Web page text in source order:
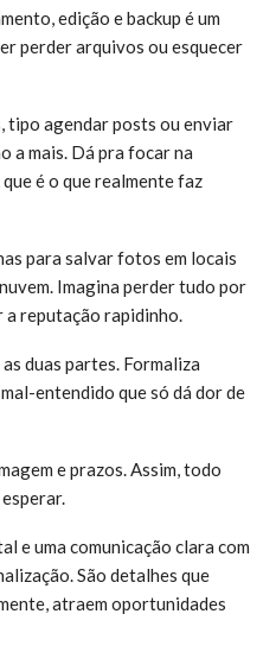
edição e backup é um
perder arquivos ou esquecer
agendar posts ou enviar
a mais. Dá pra focar na
é o que realmente faz
para salvar fotos em locais
Imagina perder tudo por
a reputação rapidinho.
duas partes. Formaliza
entendido que só dá dor de
e prazos. Assim, todo
e uma comunicação clara com
São detalhes que
atraem oportunidades